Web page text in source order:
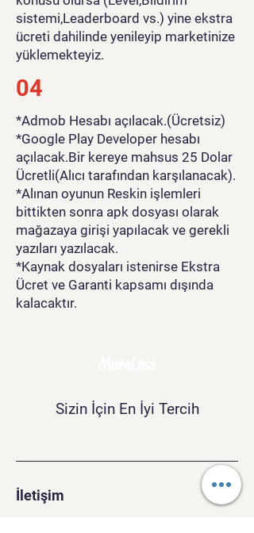
sistemi,Leaderboard vs.) yine ekstra
ücreti dahilinde yenileyip marketinize
yüklemekteyiz.
04
*Admob Hesabı açılacak.(Ücretsiz)
*Google Play Developer hesabı
açılacak.Bir kereye mahsus 25 Dolar
Ücretli(Alıcı tarafından karşılanacak).
*Alınan oyunun Reskin işlemleri
bittikten sonra apk dosyası olarak
mağazaya girişi yapılacak ve gerekli
yazıları yazılacak.
*Kaynak dosyaları istenirse Ekstra
Ücret ve Garanti kapsamı dışında
kalacaktır.
Sizin İçin En İyi Tercih
İletişim